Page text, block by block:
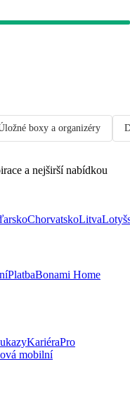
boxy a organizéry
a nejširší nabídkou
ChorvatskoLitva
PlatbaBonami Home
KariéraPro
mobilní